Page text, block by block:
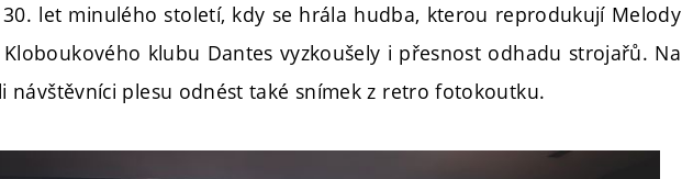
let minulého století, kdy se hrála hudba, kterou reprodukují Melody
Kloboukového klubu Dantes vyzkoušely i přesnost odhadu strojařů. Na
návštěvníci plesu odnést také snímek z retro fotokoutku.